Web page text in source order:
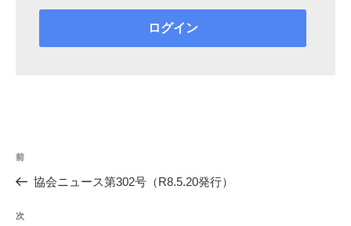
投
稿
過
去
投
前
協会ニュース第302号（R8.5.20発行）
次
次